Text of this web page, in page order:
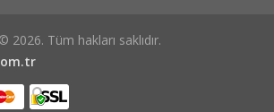
2026. Tüm hakları saklıdır.